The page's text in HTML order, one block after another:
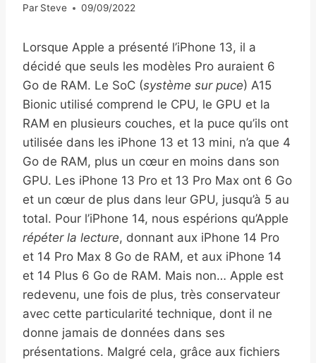
Par Steve 09/09/2022
Lorsque Apple a présenté l’iPhone 13, il a
décidé que seuls les modèles Pro auraient 6
Go de RAM. Le SoC (système sur puce) A15
Bionic utilisé comprend le CPU, le GPU et la
RAM en plusieurs couches, et la puce qu’ils ont
utilisée dans les iPhone 13 et 13 mini, n’a que 4
Go de RAM, plus un cœur en moins dans son
GPU. Les iPhone 13 Pro et 13 Pro Max ont 6 Go
et un cœur de plus dans leur GPU, jusqu’à 5 au
total. Pour l’iPhone 14, nous espérions qu’Apple
répéter la lecture, donnant aux iPhone 14 Pro
et 14 Pro Max 8 Go de RAM, et aux iPhone 14
et 14 Plus 6 Go de RAM. Mais non… Apple est
redevenu, une fois de plus, très conservateur
avec cette particularité technique, dont il ne
donne jamais de données dans ses
présentations. Malgré cela, grâce aux fichiers